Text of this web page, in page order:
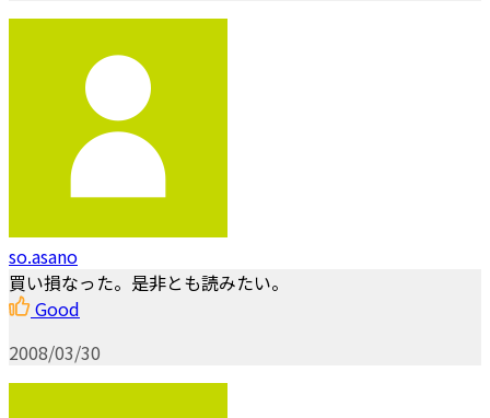
so.asano
買い損なった。是非とも読みたい。
Good
2008/03/30